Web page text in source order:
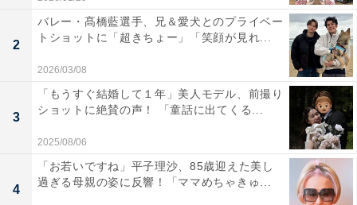
2
バレー・髙橋藍選手、兄＆愛犬とのプライベー
トショットに「超きちょー」「笑顔が見れ...
2026/03/08
3
「もうすぐ結婚して１年」美人モデル、前撮り
ショットに絶賛の声！ 「童話に出てくる...
2025/08/06
4
「お若いですね」平子理沙、85歳迎えた美し
過ぎる母親の姿に反響！「ママめちゃきゅ...